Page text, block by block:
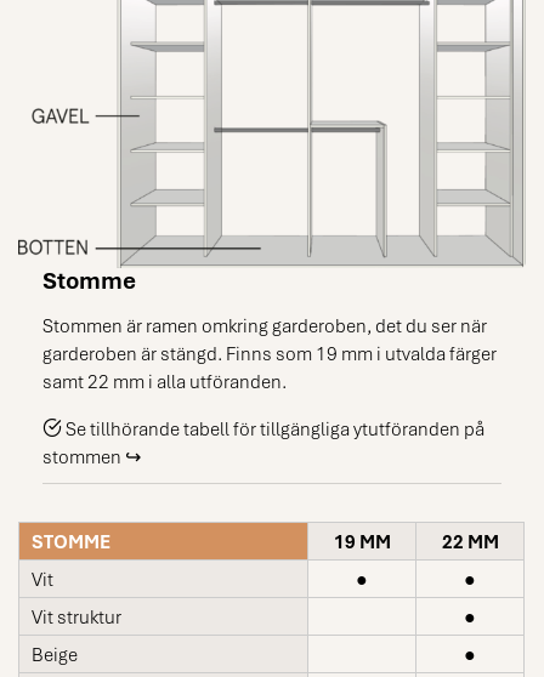
Stomme
Stommen är ramen omkring garderoben, det du ser när
garderoben är stängd. Finns som 19 mm i utvalda färger
samt 22 mm i alla utföranden.
Se tillhörande tabell för tillgängliga ytutföranden på
stommen ↪
STOMME 19 MM
22 MM
Vit
●
●
Vit struktur
●
Beige
●